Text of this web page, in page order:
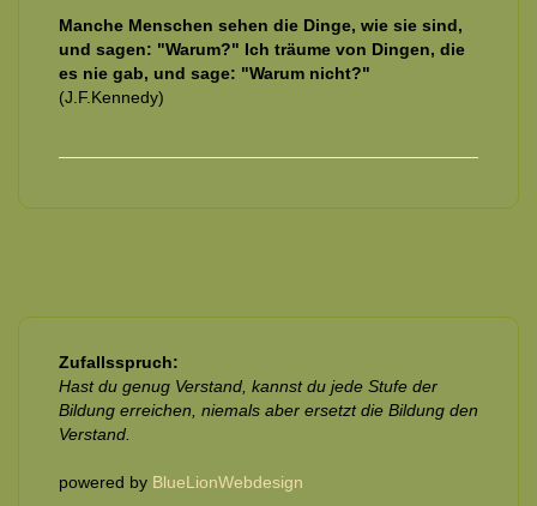
Manche Menschen sehen die Dinge, wie sie sind,
und sagen: "Warum?" Ich träume von Dingen, die
es nie gab, und sage: "Warum nicht?"
(J.F.Kennedy)
Zufallsspruch:
Hast du genug Verstand, kannst du jede Stufe der
Bildung erreichen, niemals aber ersetzt die Bildung den
Verstand.
powered by BlueLionWebdesign